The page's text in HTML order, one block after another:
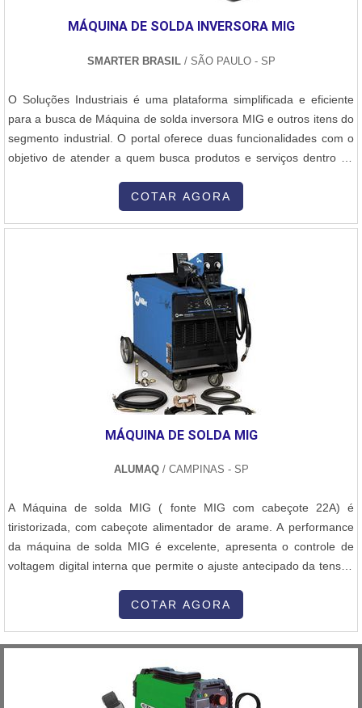
MÁQUINA DE SOLDA INVERSORA MIG
SMARTER BRASIL / SÃO PAULO - SP
O Soluções Industriais é uma plataforma simplificada e eficiente
para a busca de Máquina de solda inversora MIG e outros itens do
segmento industrial. O portal oferece duas funcionalidades com o
objetivo de atender a quem busca produtos e serviços dentro do
seus produtos e serviços de forma centralizada e ágil. A plataforma
oferece uma vasta variedade de materiais com...
COTAR AGORA
MÁQUINA DE SOLDA MIG
ALUMAQ / CAMPINAS - SP
A Máquina de solda MIG ( fonte MIG com cabeçote 22A) é
tiristorizada, com cabeçote alimentador de arame. A performance
da máquina de solda MIG é excelente, apresenta o controle de
voltagem digital interna que permite o ajuste antecipado da tensão
como:Excelente performance para soldagem MIG/MAG. Controle
de tr...
COTAR AGORA